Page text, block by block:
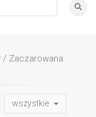
/ Zaczarowana
wszystkie